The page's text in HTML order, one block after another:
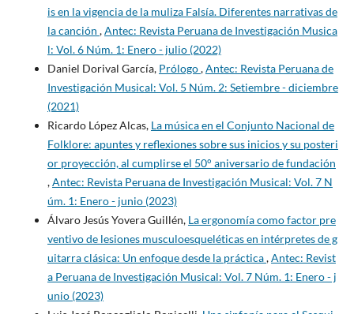
is en la vigencia de la muliza Falsía. Diferentes narrativas de
la canción ,Antec: Revista Peruana de Investigación Musica
l: Vol. 6 Núm. 1: Enero - julio (2022)
Daniel Dorival García, Prólogo,Antec: Revista Peruana de
Investigación Musical: Vol. 5 Núm. 2: Setiembre - diciembre
(2021)
Ricardo López Alcas, La música en el Conjunto Nacional de
Folklore: apuntes y reflexiones sobre sus inicios y su posteri
or proyección, al cumplirse el 50° aniversario de fundación
,Antec: Revista Peruana de Investigación Musical: Vol. 7 N
úm. 1: Enero - junio (2023)
Álvaro Jesús Yovera Guillén, La ergonomía como factor pre
ventivo de lesiones musculoesqueléticas en intérpretes de g
uitarra clásica: Un enfoque desde la práctica,Antec: Revist
a Peruana de Investigación Musical: Vol. 7 Núm. 1: Enero - j
unio (2023)